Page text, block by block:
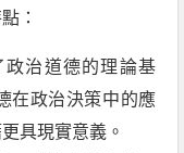
：
治道德的理論基
在政治決策中的應
具現實意義。